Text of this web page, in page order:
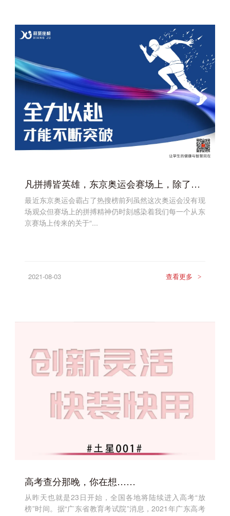
凡拼搏皆英雄，东京奥运会赛场上，除了金牌我们还看到……
最近东京奥运会霸占了热搜榜前列虽然这次奥运会没有现
场观众但赛场上的拼搏精神仍时刻感染着我们每一个从东
京赛场上传来的关于“...
2021-08-03 查看更多 >
高考查分那晚，你在想……
从昨天也就是23日开始，全国各地将陆续进入高考“放
榜”时间。据“广东省教育考试院”消息，2021年广东高考